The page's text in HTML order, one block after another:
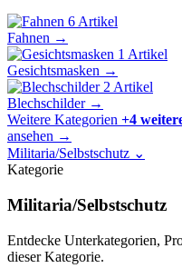
6 Artikel
Fahnen →
1 Artikel
Gesichtsmasken →
2 Artikel
Blechschilder →
Weitere Kategorien +4
ansehen →
Militaria/Selbstschutz ⌄
Kategorie
Militaria/Selbstschutz
Entdecke Unterkategorien,
dieser Kategorie.